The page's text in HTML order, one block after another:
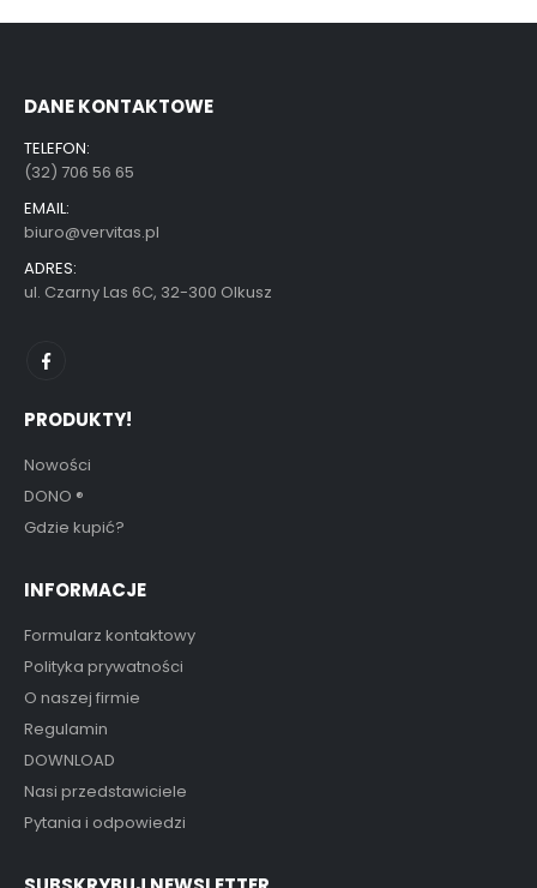
DANE KONTAKTOWE
TELEFON:
(32) 706 56 65
EMAIL:
biuro@vervitas.pl
ADRES:
ul. Czarny Las 6C, 32-300 Olkusz
PRODUKTY!
Nowości
DONO ®
Gdzie kupić?
INFORMACJE
Formularz kontaktowy
Polityka prywatności
O naszej firmie
Regulamin
DOWNLOAD
Nasi przedstawiciele
Pytania i odpowiedzi